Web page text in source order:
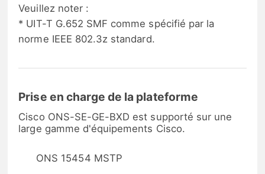
Veuillez noter :
* UIT-T G.652 SMF comme spécifié par la
norme IEEE 802.3z standard.
Prise en charge de la plateforme
Cisco ONS-SE-GE-BXD est supporté sur une
large gamme d'équipements Cisco.
ONS 15454 MSTP